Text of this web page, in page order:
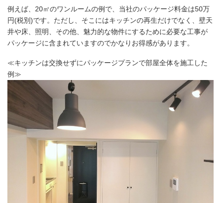
例えば、20㎡のワンルームの例で、当社のパッケージ料金は50万
円(税別)です。ただし、そこにはキッチンの再生だけでなく、壁天
井や床、照明、その他、魅力的な物件にするために必要な工事が
パッケージに含まれていますのでかなりお得感があります。
≪キッチンは交換せずにパッケージプランで部屋全体を施工した
例≫